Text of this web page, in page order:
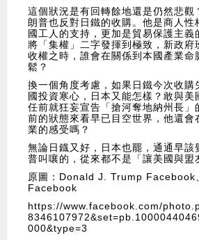
這個狀況是有回轉餘地還是仍然悲觀
朗普也反對日鐵的收購。他是商人性
國工人的支持，更加是貿易保護主義
將「集權」二字發揮到極致，新政府
收權之時，誰會在關係到本國產業命
鬆？
換一個角度考慮，如果日鐵今次收購
國投資寒心，日本又能怎樣？敢與美
任前就狂妄宣告「搶河奪地納州長」
前的狀態來看早已目空世界，他還會
業的感受嗎？
無論日鐡又好，日本也罷，通通早該
普叫嚷的，從來都不是「讓美國與盟
原圖：Donald J. Trump
Facebook
https://www.facebook.com/
000&type=3